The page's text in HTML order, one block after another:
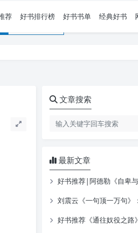
荐 好书排行榜 好书书单 经典好书
文章搜索
最新文章
好书推荐|阿德勒《自卑与超越》：当
刘震云《一句顶一万句》：孤独
好书推荐《通往奴役之路》：最